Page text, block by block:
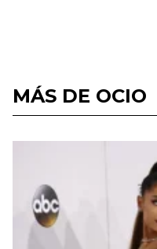
MÁS DE OCIO